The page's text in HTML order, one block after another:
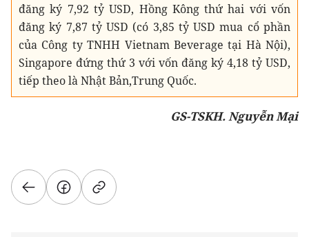
đăng ký 7,92 tỷ USD, Hồng Kông thứ hai với vốn
đăng ký 7,87 tỷ USD (có 3,85 tỷ USD mua cổ phần
của Công ty TNHH Vietnam Beverage tại Hà Nội),
Singapore đứng thứ 3 với vốn đăng ký 4,18 tỷ USD,
tiếp theo là Nhật Bản,Trung Quốc.
GS-TSKH. Nguyễn Mại